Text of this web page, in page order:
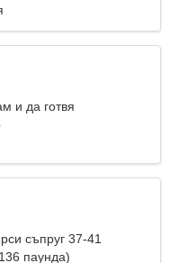
и да готвя
съпруг 37-41
паунда)